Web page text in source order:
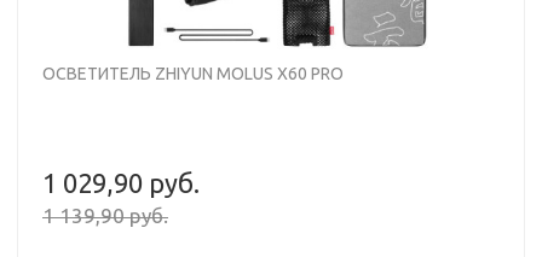
ОСВЕТИТЕЛЬ ZHIYUN MOLUS X60 PRO
1 029,90 руб.
1 139,90 руб.